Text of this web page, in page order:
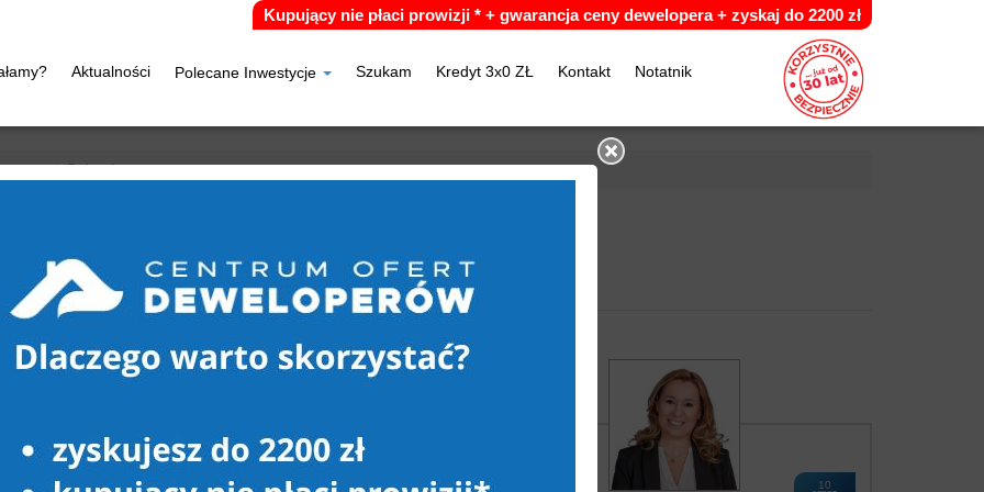
Aktualności Polecane Inwestycje Szukam Kredyt 3x0 ZŁ Kontakt Notatnik
Kupujący nie płaci prowizji * + gwarancja ceny dewelopera + zyskaj do 2200 zł
Dziembowo
10